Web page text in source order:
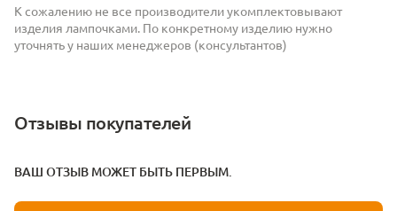
К сожалению не все производители укомплектовывают
изделия лампочками. По конкретному изделию нужно
уточнять у наших менеджеров (консультантов)
Отзывы покупателей
ВАШ ОТЗЫВ МОЖЕТ БЫТЬ ПЕРВЫМ.